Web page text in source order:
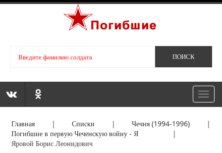
Главная |Списки |Чечня (1994-1996) |
Погибшие в первую Чеченскую войну - Я |
Яровой Борис Леонидович